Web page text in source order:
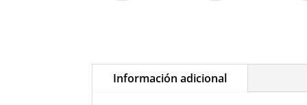
Información adicional